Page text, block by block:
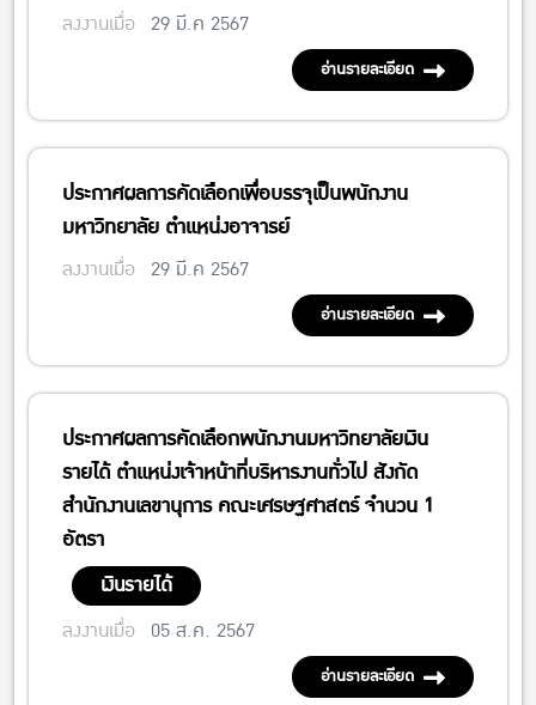
ลงงานเมื่อ 29 มี.ค 2567
อ่านรายละเอียด
ประกาศผลการคัดเลือกเพื่อบรรจุเป็นพนักงาน
มหาวิทยาลัย ตำแหน่งอาจารย์
ลงงานเมื่อ 29 มี.ค 2567
อ่านรายละเอียด
ประกาศผลการคัดเลือกพนักงานมหาวิทยาลัยเงิน
รายได้ ตำแหน่งเจ้าหน้าที่บริหารงานทั่วไป สังกัด
สำนักงานเลขานุการ คณะเศรษฐศาสตร์ จำนวน 1
อัตรา
เงินรายได้
ลงงานเมื่อ 05 ส.ค. 2567
อ่านรายละเอียด